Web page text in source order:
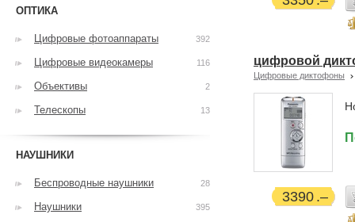
цифровой
Цифровые диктофоны
3390
ОПТИКА
Цифровые фотоаппараты 392
Цифровые видеокамеры 116
Объективы 2
Телескопы 13
НАУШНИКИ
Беспроводные наушники 28
Наушники 395